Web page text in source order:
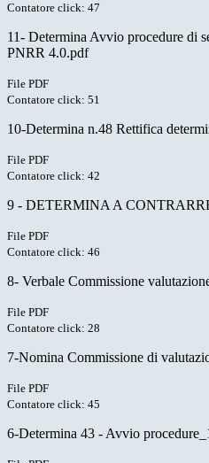
Contatore click: 47
11- Determina Avvio procedure di
PNRR 4.0.pdf
File PDF
Contatore click: 51
10-Determina n.48 Rettifica
File PDF
Contatore click: 42
9 - DETERMINA A
File PDF
Contatore click: 46
8- Verbale Commissione
File PDF
Contatore click: 28
7-Nomina Commissione di
File PDF
Contatore click: 45
6-Determina 43 - Avvio